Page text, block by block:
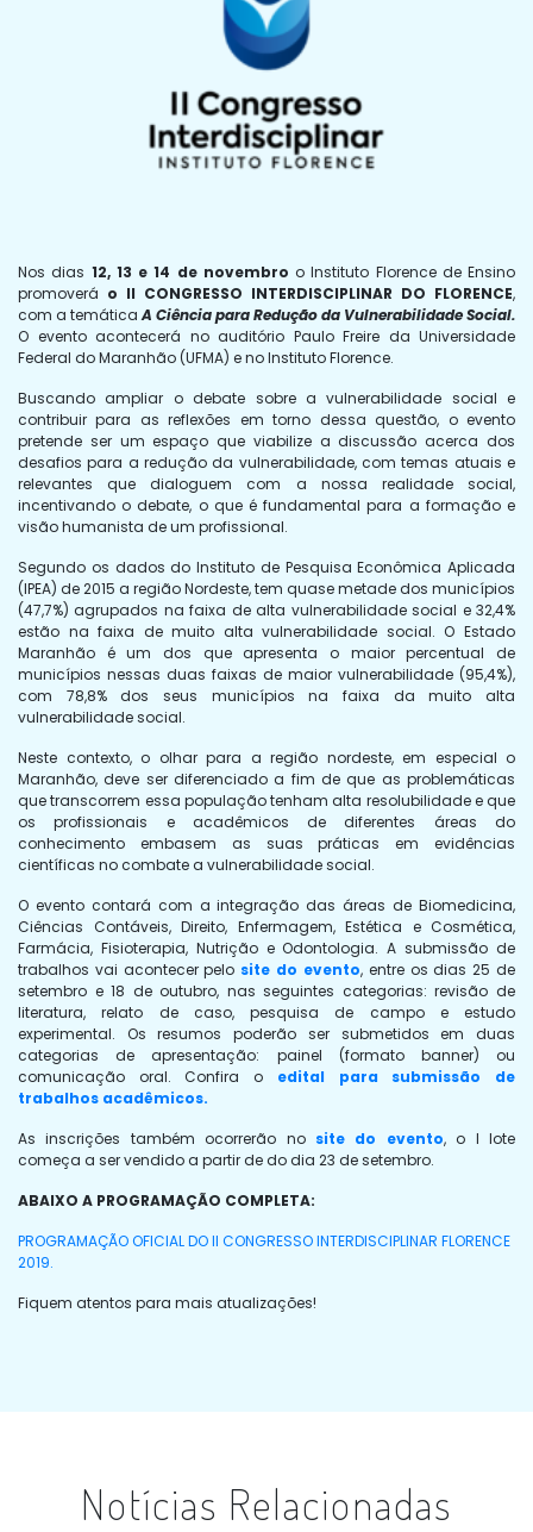
Nos dias 12, 13 e 14 de novembro o Instituto Florence de Ensino
promoverá o II CONGRESSO INTERDISCIPLINAR DO FLORENCE,
com a temáticaA Ciência para Redução da Vulnerabilidade Social.
O evento acontecerá no auditório Paulo Freire da Universidade
Federal do Maranhão (UFMA) e no Instituto Florence.
Buscando ampliar o debate sobre a vulnerabilidade social e
contribuir para as reflexões em torno dessa questão, o evento
pretende ser um espaço que viabilize a discussão acerca dos
desafios para a redução da vulnerabilidade, com temas atuais e
relevantes que dialoguem com a nossa realidade social,
incentivando o debate, o que é fundamental para a formação e
visão humanista de um profissional.
Segundo os dados do Instituto de Pesquisa Econômica Aplicada
(IPEA) de 2015 a região Nordeste, tem quase metade dos municípios
(47,7%) agrupados na faixa de alta vulnerabilidade social e 32,4%
estão na faixa de muito alta vulnerabilidade social. O Estado
Maranhão é um dos que apresenta o maior percentual de
municípios nessas duas faixas de maior vulnerabilidade (95,4%),
com 78,8% dos seus municípios na faixa da muito alta
vulnerabilidade social.
Neste contexto, o olhar para a região nordeste, em especial o
Maranhão, deve ser diferenciado a fim de que as problemáticas
que transcorrem essa população tenham alta resolubilidade e que
os profissionais e acadêmicos de diferentes áreas do
conhecimento embasem as suas práticas em evidências
científicas no combate a vulnerabilidade social.
O evento contará com a integração das áreas de Biomedicina,
Ciências Contáveis, Direito, Enfermagem, Estética e Cosmética,
Farmácia, Fisioterapia, Nutrição e Odontologia. A submissão de
trabalhos vai acontecer pelo site do evento, entre os dias 25 de
setembro e 18 de outubro, nas seguintes categorias: revisão de
literatura, relato de caso, pesquisa de campo e estudo
experimental. Os resumos poderão ser submetidos em duas
categorias de apresentação: painel (formato banner) ou
comunicação oral. Confira o edital para submissão de
trabalhos acadêmicos.
As inscrições também ocorrerão no site do evento, o I lote
começa a ser vendido a partir de do dia 23 de setembro.
ABAIXO A PROGRAMAÇÃO COMPLETA:
PROGRAMAÇÃO OFICIAL DO II CONGRESSO INTERDISCIPLINAR FLORENCE
2019.
Fiquem atentos para mais atualizações!
Notícias Relacionadas